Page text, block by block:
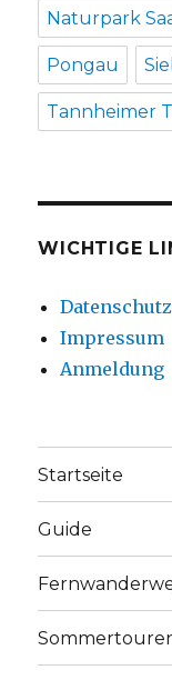
Naturpark
Pongau
Tannheimer
WICHTIGE
Impressum
Anmeldung
Startseite
Guide